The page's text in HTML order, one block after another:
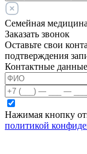
Семейная медицина
Заказать звонок
Оставьте свои
подтверждения
Контактные данные
Нажимая кнопку
политикой